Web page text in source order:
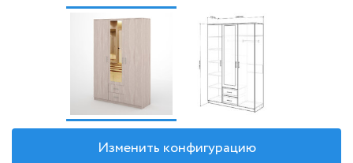
Изменить конфигурацию